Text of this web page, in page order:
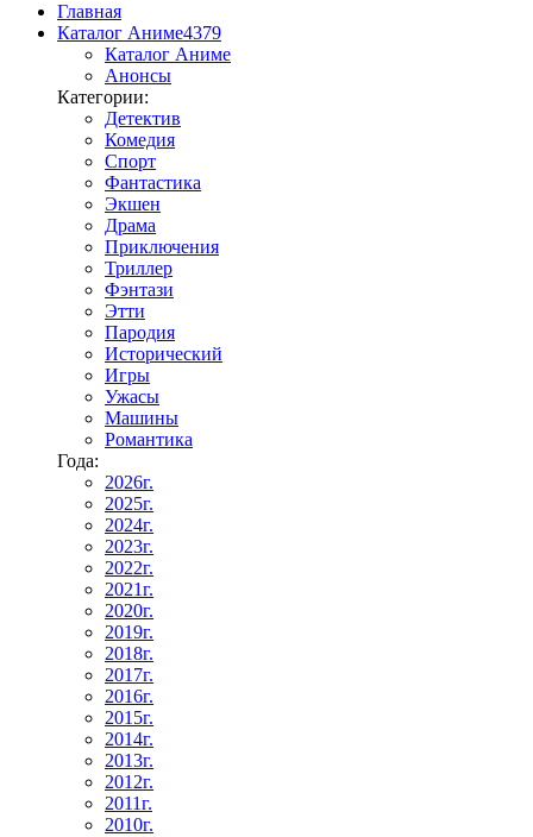
Главная
Каталог Аниме4379
Каталог Аниме
Анонсы
Категории:
Детектив
Комедия
Спорт
Фантастика
Экшен
Драма
Приключения
Триллер
Фэнтази
Этти
Пародия
Исторический
Игры
Ужасы
Машины
Романтика
Года:
2026г.
2025г.
2024г.
2023г.
2022г.
2021г.
2020г.
2019г.
2018г.
2017г.
2016г.
2015г.
2014г.
2013г.
2012г.
2011г.
2010г.